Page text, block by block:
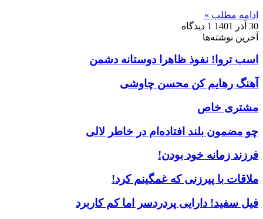
ادامه مطلب »
30 آذر 1401
1 دیدگاه
آخرین نوشته‌ها
اسب تروا! نفوذ ظاهرا دوستانه دشمن
آهنگ رهایم کن محسن چاوشی
مشتری خاص
چو مضمون بلند افتاده‌ام در خاطر لالی
فرزند زمانه خود بودن!
ملاقات با پیرزنی که غمگینم کرد!
فیل سفید! دارایی پردردسر اما کم کاربرد